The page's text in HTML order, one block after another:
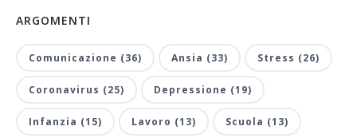
ARGOMENTI
Comunicazione (36) Ansia (33) Stress (26)
Coronavirus (25) Depressione (19)
Infanzia (15) Lavoro (13) Scuola (13)